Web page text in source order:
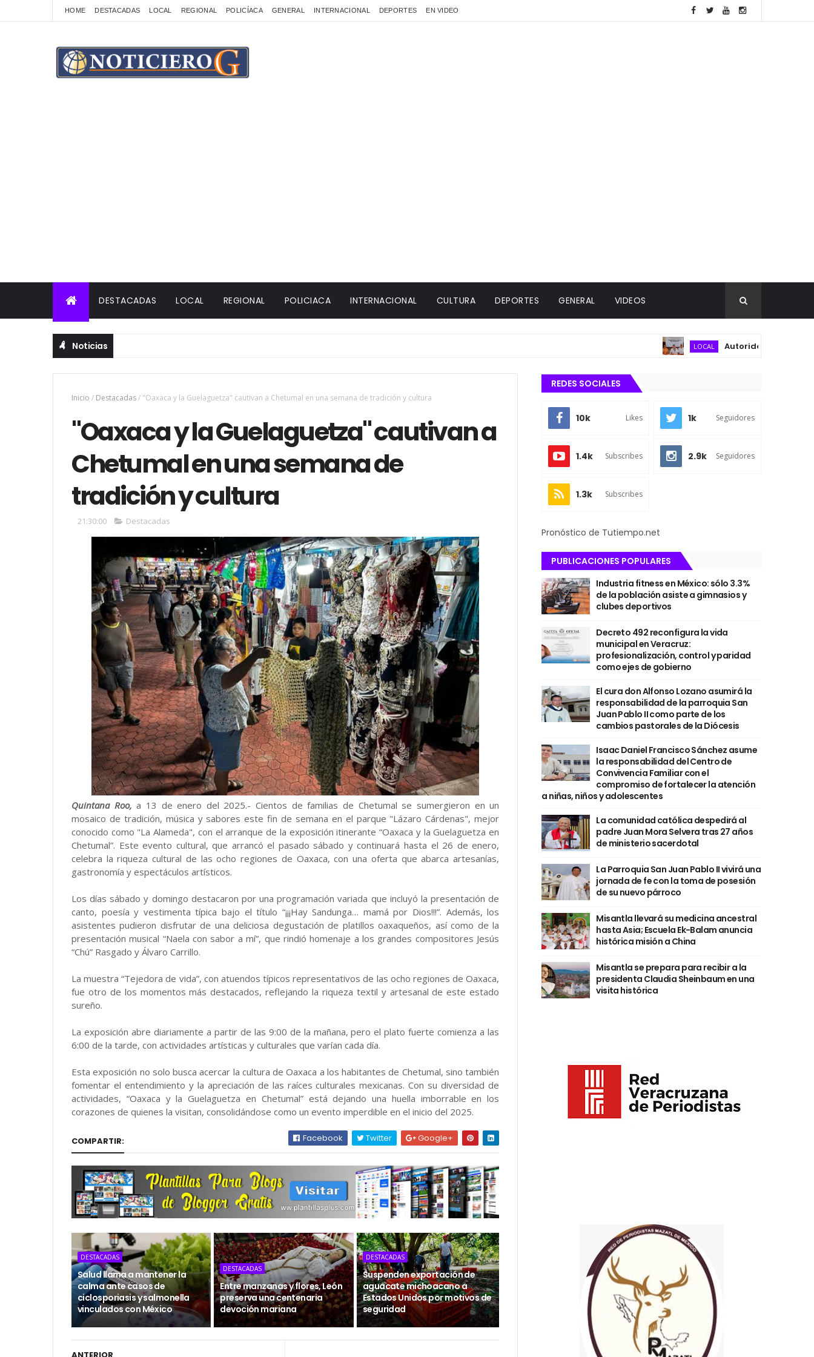
HOME DESTACADAS LOCAL REGIONAL POLICÍACA GENERAL INTERNACIONAL DEPORTES EN VIDEO
DESTACADAS LOCAL REGIONAL POLICIACA INTERNACIONAL CULTURA DEPORTES GENERAL VIDEOS
Noticias LOCAL Autoridades municipales
Inicio / Destacadas/ "Oaxaca y la Guelaguetza" cautivan a Chetumal en una semana de tradición y cultura
"Oaxaca y la Guelaguetza" cautivan a
Chetumal en una semana de
tradición y cultura
21:30:00 Destacadas
Quintana Roo, a 13 de enero del 2025.- Cientos de familias de Chetumal se sumergieron en un
mosaico de tradición, música y sabores este fin de semana en el parque "Lázaro Cárdenas", mejor
conocido como "La Alameda", con el arranque de la exposición itinerante “Oaxaca y la Guelaguetza en
Chetumal”. Este evento cultural, que arrancó el pasado sábado y continuará hasta el 26 de enero,
celebra la riqueza cultural de las ocho regiones de Oaxaca, con una oferta que abarca artesanías,
gastronomía y espectáculos artísticos.
Los días sábado y domingo destacaron por una programación variada que incluyó la presentación de
canto, poesía y vestimenta típica bajo el título “¡¡¡Hay Sandunga… mamá por Dios!!!”. Además, los
asistentes pudieron disfrutar de una deliciosa degustación de platillos oaxaqueños, así como de la
presentación musical “Naela con sabor a mí”, que rindió homenaje a los grandes compositores Jesús
“Chú” Rasgado y Álvaro Carrillo.
La muestra “Tejedora de vida”, con atuendos típicos representativos de las ocho regiones de Oaxaca,
fue otro de los momentos más destacados, reflejando la riqueza textil y artesanal de este estado
sureño.
La exposición abre diariamente a partir de las 9:00 de la mañana, pero el plato fuerte comienza a las
6:00 de la tarde, con actividades artísticas y culturales que varían cada día.
Esta exposición no solo busca acercar la cultura de Oaxaca a los habitantes de Chetumal, sino también
fomentar el entendimiento y la apreciación de las raíces culturales mexicanas. Con su diversidad de
actividades, “Oaxaca y la Guelaguetza en Chetumal” está dejando una huella imborrable en los
corazones de quienes la visitan, consolidándose como un evento imperdible en el inicio del 2025.
COMPARTIR: Facebook Twitter Google+
DESTACADAS
Salud llama a mantener la
calma ante casos de
ciclosporiasis y salmonella
vinculados con México
DESTACADAS
Entre manzanas y flores, León
preserva una centenaria
devoción mariana
DESTACADAS
Suspenden exportación de
aguacate michoacano a
Estados Unidos por motivos de
seguridad
REDES SOCIALES
10k Likes 1k Seguidores
1.4k Subscribes 2.9k Seguidores
1.3k Subscribes
Pronóstico de Tutiempo.net
PUBLICACIONES POPULARES
Industria fitness en México: sólo 3.3%
de la población asiste a gimnasios y
clubes deportivos
Decreto 492 reconfigura la vida
municipal en Veracruz:
profesionalización, control y paridad
como ejes de gobierno
El cura don Alfonso Lozano asumirá la
responsabilidad de la parroquia San
Juan Pablo II como parte de los
cambios pastorales de la Diócesis
Isaac Daniel Francisco Sánchez asume
la responsabilidad del Centro de
Convivencia Familiar con el
compromiso de fortalecer la atención
a niñas, niños y adolescentes
La comunidad católica despedirá al
padre Juan Mora Selvera tras 27 años
de ministerio sacerdotal
La Parroquia San Juan Pablo II vivirá una
jornada de fe con la toma de posesión
de su nuevo párroco
Misantla llevará su medicina ancestral
hasta Asia; Escuela Ek-Balam anuncia
histórica misión a China
Misantla se prepara para recibir a la
presidenta Claudia Sheinbaum en una
visita histórica